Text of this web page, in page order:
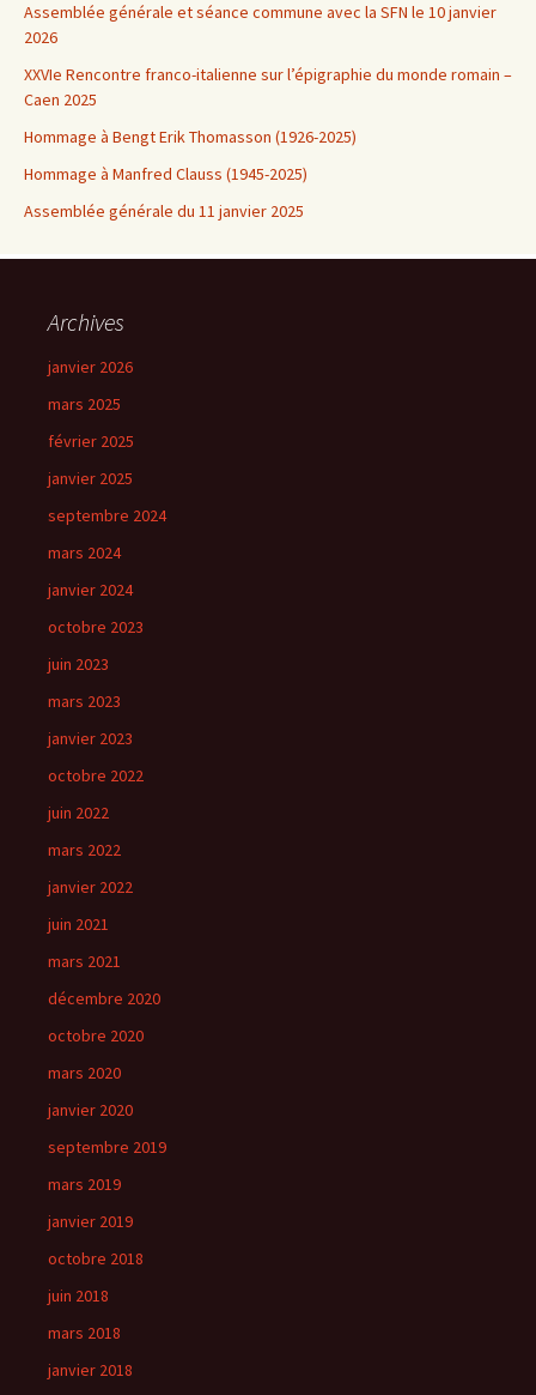
Assemblée générale et séance commune avec la SFN le 10 janvier
2026
XXVIe Rencontre franco-italienne sur l’épigraphie du monde romain –
Caen 2025
Hommage à Bengt Erik Thomasson (1926-2025)
Hommage à Manfred Clauss (1945-2025)
Assemblée générale du 11 janvier 2025
Archives
janvier 2026
mars 2025
février 2025
janvier 2025
septembre 2024
mars 2024
janvier 2024
octobre 2023
juin 2023
mars 2023
janvier 2023
octobre 2022
juin 2022
mars 2022
janvier 2022
juin 2021
mars 2021
décembre 2020
octobre 2020
mars 2020
janvier 2020
septembre 2019
mars 2019
janvier 2019
octobre 2018
juin 2018
mars 2018
janvier 2018